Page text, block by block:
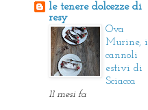
le tenere dolcezze di
resy
Ova
Murine, i
cannoli
estivi di
Sciacca
11 mesi fa